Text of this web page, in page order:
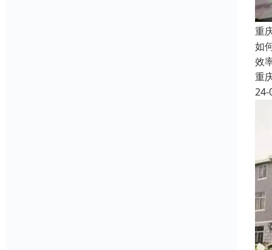
重
如
效
重
24-